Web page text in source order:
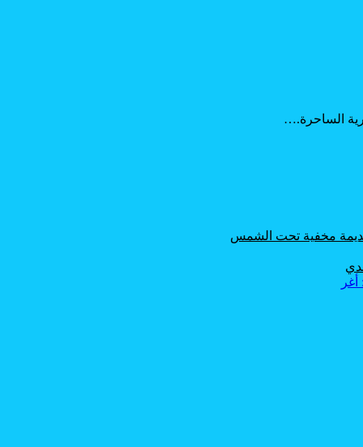
الساحرة.…
قديمة مخفية تحت الشمس